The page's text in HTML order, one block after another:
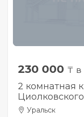
230 000 ₸ в
2 комнатная
Уральск